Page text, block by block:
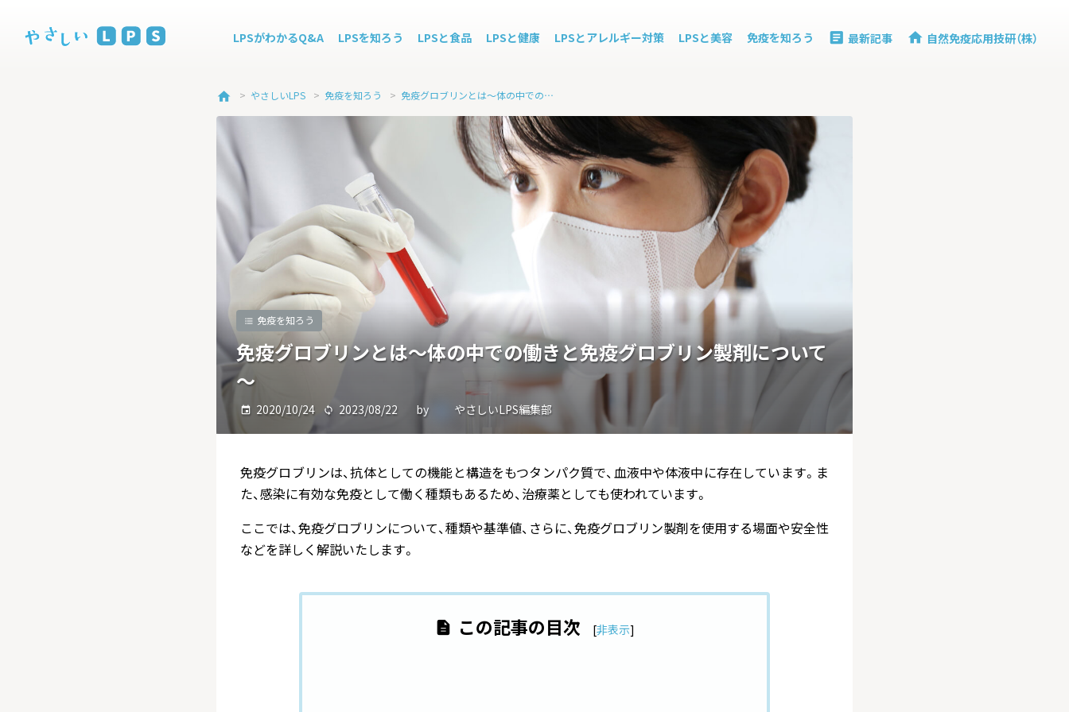
LPSがわかるQ&A LPSを知ろう LPSと食品 LPSと健康 LPSとアレルギー対策 LPSと美容 免疫を知ろう article
最新記事 home
自然免疫応用技研（株）
home
> やさしいLPS > 免疫を知ろう > 免疫グロブリンとは～体の中での働きと免疫グロブリン製剤について～
免疫を知ろう
免疫グロブリンとは～体の中での働きと免疫グロブリン製剤について
～
2020/10/24 2023/08/22 by やさしいLPS編集部
免疫グロブリンは、抗体としての機能と構造をもつタンパク質で、血液中や体液中に存在しています。ま
た、感染に有効な免疫として働く種類もあるため、治療薬としても使われています。
ここでは、免疫グロブリンについて、種類や基準値、さらに、免疫グロブリン製剤を使用する場面や安全性
などを詳しく解説いたします。
この記事の目次 [非表示]